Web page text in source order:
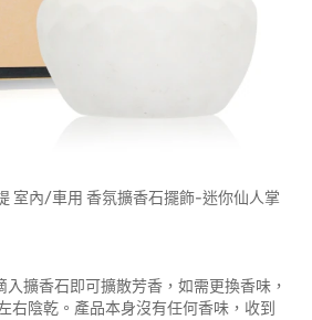
室內/車用 香氛擴香石擺飾-迷你仙人掌
擴香石即可擴散芳香，如需更換香味，
右陰乾。產品本身沒有任何香味，收到